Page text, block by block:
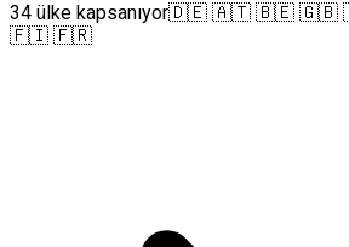
34 ülke kapsanıyor🇩🇪 🇦🇹 🇧🇪 🇬🇧
🇫🇮 🇫🇷